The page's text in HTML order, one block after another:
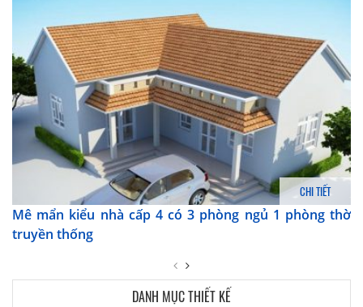
CHI TIẾT
Mê mẩn kiểu nhà cấp 4 có 3 phòng ngủ 1 phòng thờ
truyền thống
DANH MỤC THIẾT KẾ